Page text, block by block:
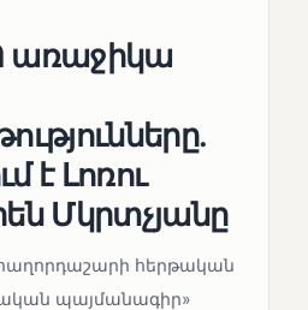
առաջիկա
է Լոռու
Մկրտչյանը
հաղորդաշարի հերթական
պայմանագիր»